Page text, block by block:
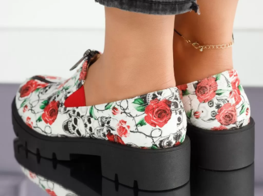
Alkalmi cipő fehér Cole #7329M